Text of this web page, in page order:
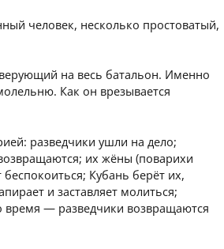
человек, несколько простоватый,
на весь батальон. Именно
Как он врезывается
разведчики ушли на дело;
их жёны (поварихи
Кубань берёт их,
и заставляет молиться;
время — разведчики возвращаются